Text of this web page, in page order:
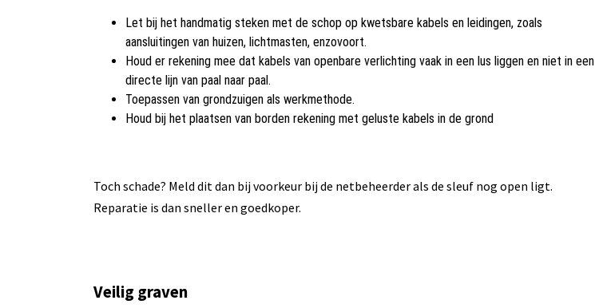
Let bij het handmatig steken met de schop op kwetsbare kabels en leidingen, zoals
aansluitingen van huizen, lichtmasten, enzovoort.
Houd er rekening mee dat kabels van openbare verlichting vaak in een lus liggen en niet in een
directe lijn van paal naar paal.
Toepassen van grondzuigen als werkmethode.
Houd bij het plaatsen van borden rekening met geluste kabels in de grond
Toch schade? Meld dit dan bij voorkeur bij de netbeheerder als de sleuf nog open ligt.
Reparatie is dan sneller en goedkoper.
Veilig graven